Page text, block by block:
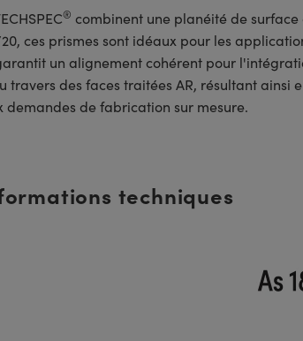
® combinent une planéité de
ces prismes sont idéaux pour les
un alignement cohérent pour
travers des faces traitées AR, résultant ainsi
de fabrication sur mesure.
techniques